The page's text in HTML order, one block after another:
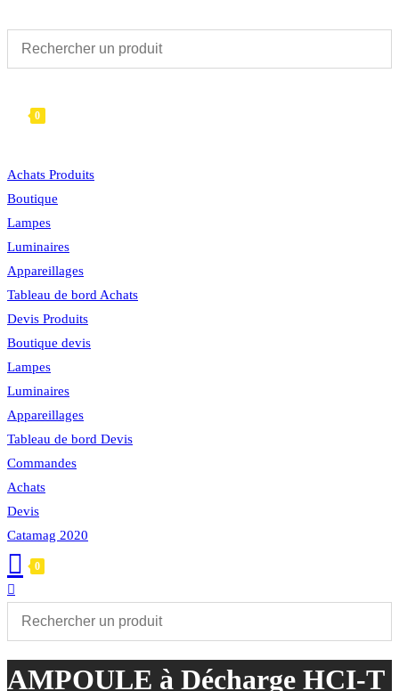
SEARCH
0
Achats Produits
Boutique
Lampes
Luminaires
Appareillages
Tableau de bord Achats
Devis Produits
Boutique devis
Lampes
Luminaires
Appareillages
Tableau de bord Devis
Commandes
Achats
Devis
Catamag 2020
0
Toggle
website
AMPOULE à Décharge HCI-T